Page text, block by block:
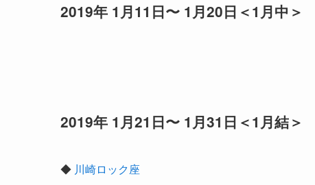
2019年 1月11日〜 1月20日＜1月中＞
2019年 1月21日〜 1月31日＜1月結＞
◆ 川崎ロック座